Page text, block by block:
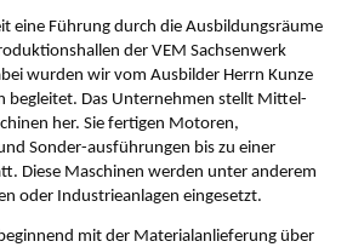
eine Führung durch die Ausbildungsräume
der VEM Sachsenwerk
wurden wir vom Ausbilder Herrn Kunze
begleitet. Das Unternehmen stellt Mittel-
her. Sie fertigen Motoren,
Sonder-ausführungen bis zu einer
Diese Maschinen werden unter anderem
oder Industrieanlagen eingesetzt.
mit der Materialanlieferung über